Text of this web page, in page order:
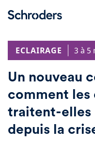
ECLAIRAGE
3 à 5
Un nouveau
comment les
traitent-elles
depuis la